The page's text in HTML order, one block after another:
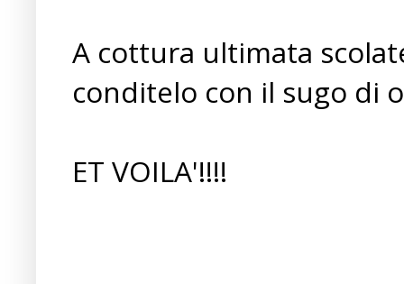
A cottura ultimata
conditelo con il sugo di
ET VOILA'!!!!